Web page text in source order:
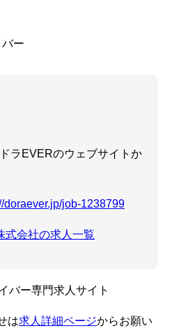
ー
ラEVERのウェブサイトか
doraever.jp/job-1238799
式会社の求人一覧
バー専門求人サイト
は求人詳細ページからお願い